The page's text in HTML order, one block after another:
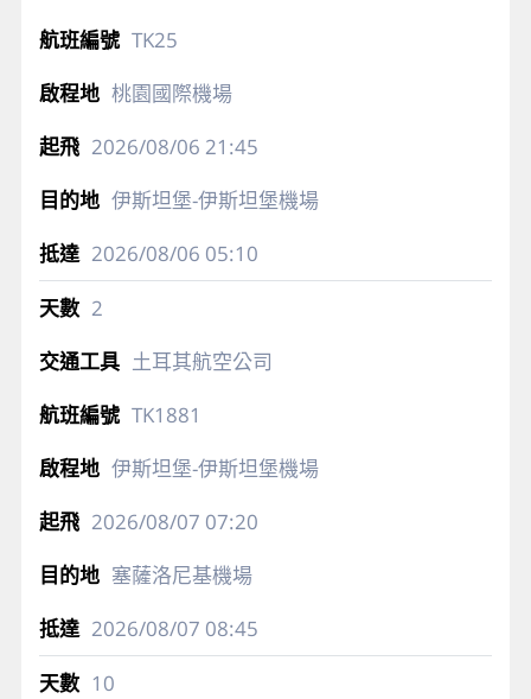
TK25
桃園國際機場
2026/08/06 21:45
伊斯坦堡-伊斯坦堡機場
2026/08/06 05:10
2
土耳其航空公司
TK1881
伊斯坦堡-伊斯坦堡機場
2026/08/07 07:20
塞薩洛尼基機場
2026/08/07 08:45
10